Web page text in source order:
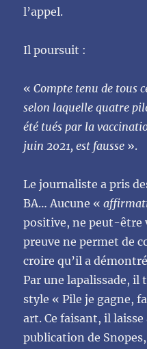
l’appel.
Il poursuit :
«Compte tenu de tous
selon laquelle quatre
été tués par la
juin 2021, est fausse ».
Le journaliste a pris
BA… Aucune «
positive, ne peut-être
preuve ne permet de
croire qu’il a
Par une lapalissade, il
style « Pile je gagne,
art. Ce faisant, il
publication de